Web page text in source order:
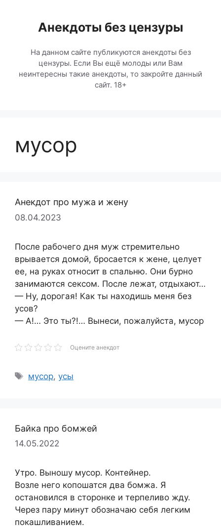
содержимомуАнекдоты без цензуры
На данном сайте публикуются анекдоты без
цензуры. Если Вы ещё молоды или Вам
неинтересны такие анекдоты, то закройте данный
сайт. 18+
мусор
Анекдот про мужа и жену
08.04.2023
После рабочего дня муж стремительно
врывается домой, бросается к жене, целует
ее, на руках относит в спальню. Они бурно
занимаются сексом. После лежат, отдыхают…
— Ну, дорогая! Как ты находишь меня без
усов?
— А!… Это ты?!… Вынеси, пожалуйста, мусор
Оцените анекдот
Метки
мусор,усы
Байка про бомжей
14.05.2022
Утро. Выношу мусор. Контейнер.
Возле него копошатся два бомжа. Я
остановился в сторонке и терпеливо жду.
Через пару минут обозначаю себя легким
покашливанием.